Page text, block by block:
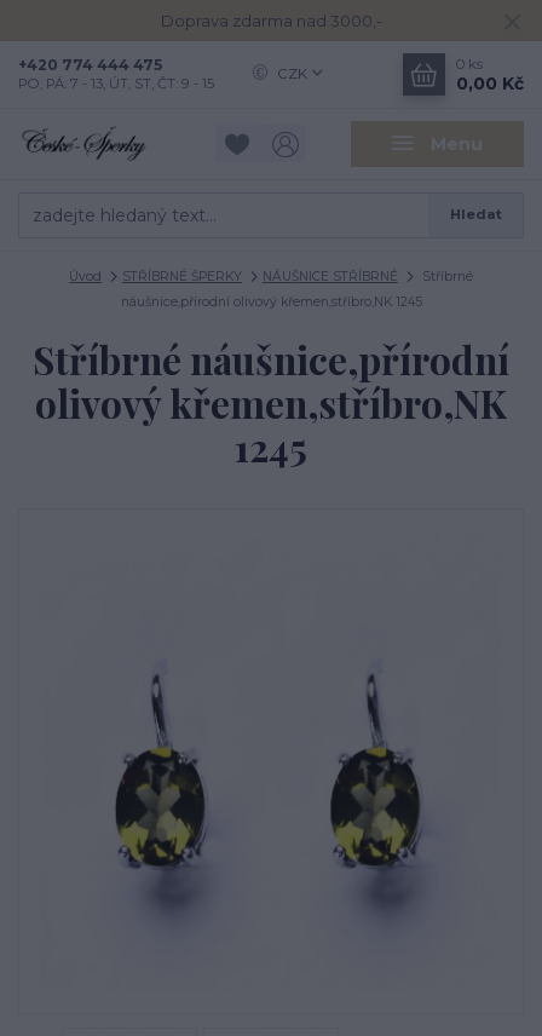
Doprava zdarma nad 3000,-
Menu
CZK
Hledat
+420 774 444 475
PO, PÁ: 7 - 13, ÚT, ST, ČT: 9 - 15
0 ks
0,00 Kč
Úvod STŘÍBRNÉ ŠPERKY NÁUŠNICE STŘÍBRNÉ
Stříbrné
náušnice,přírodní olivový křemen,stříbro,NK 1245
Stříbrné náušnice,přírodní
olivový křemen,stříbro,NK
1245